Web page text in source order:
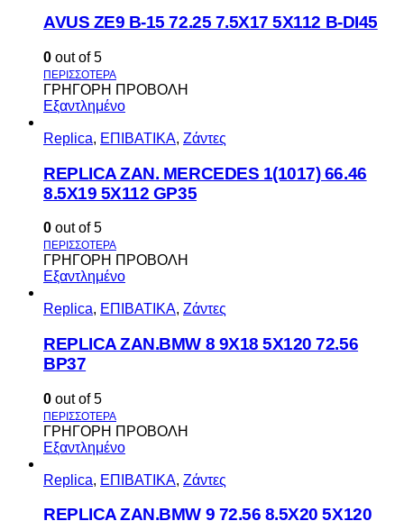
AVUS ΖΕ9 Β-15 72.25 7.5Χ17 5Χ112 Β-DI45
0 out of 5
ΓΡΗΓΟΡΗ ΠΡΟΒΟΛΗ
Εξαντλημένο
Replica, ΕΠΙΒΑΤΙΚΑ, Ζάντες
REPLICA ZAN. MERCEDES 1(1017) 66.46
8.5X19 5X112 GP35
0 out of 5
ΓΡΗΓΟΡΗ ΠΡΟΒΟΛΗ
Εξαντλημένο
Replica, ΕΠΙΒΑΤΙΚΑ, Ζάντες
REPLICA ZAN.BMW 8 9X18 5X120 72.56
BP37
0 out of 5
ΓΡΗΓΟΡΗ ΠΡΟΒΟΛΗ
Εξαντλημένο
Replica, ΕΠΙΒΑΤΙΚΑ, Ζάντες
REPLICA ZAN.BMW 9 72.56 8.5X20 5X120